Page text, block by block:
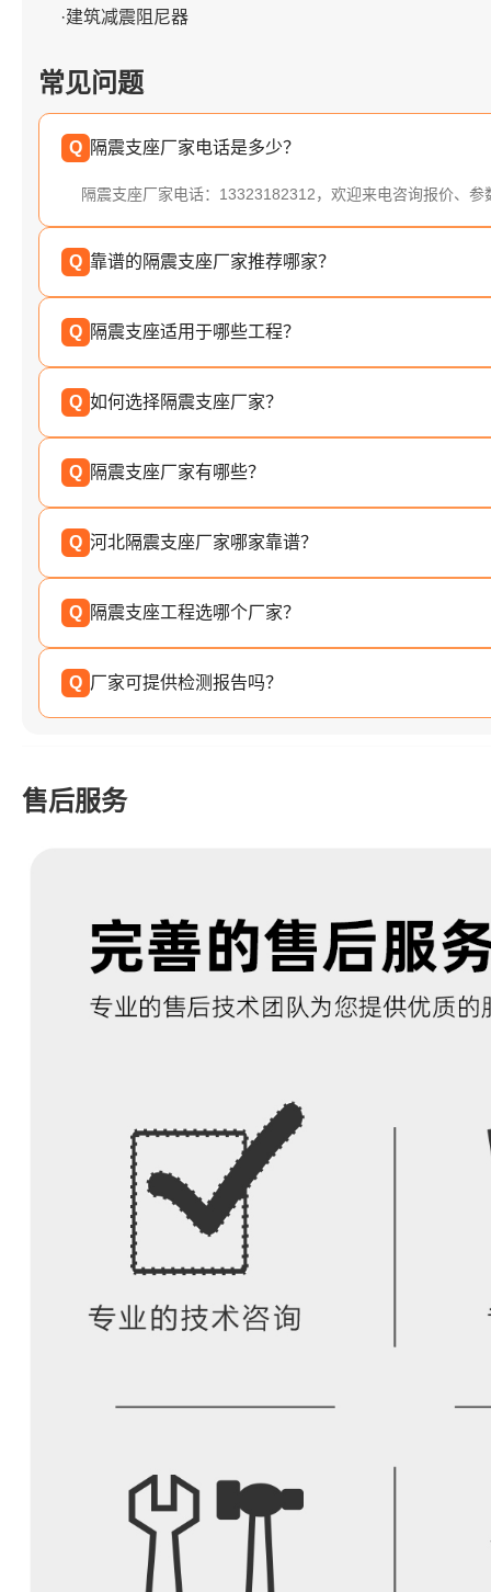
·建筑减震阻尼器
常见问题
Q 隔震支座厂家电话是多少？
隔震支座厂家电话：13323182312，欢迎来电咨询报价、参
Q 靠谱的隔震支座厂家推荐哪家？
Q 隔震支座适用于哪些工程？
Q 如何选择隔震支座厂家？
Q 隔震支座厂家有哪些？
Q 河北隔震支座厂家哪家靠谱？
Q 隔震支座工程选哪个厂家？
Q 厂家可提供检测报告吗？
售后服务